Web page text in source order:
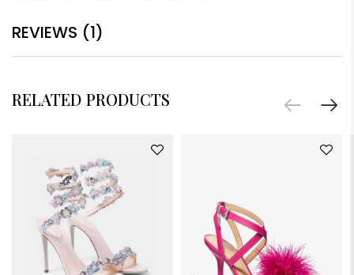
REVIEWS (1)
RELATED PRODUCTS